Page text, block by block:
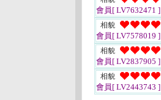
會員[ LV7632471 ]
相貌
會員[ LV7578019 ]
相貌
會員[ LV2837905 ]
相貌
會員[ LV2443743 ]